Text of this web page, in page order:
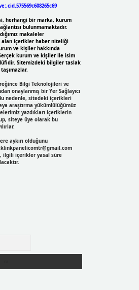
herhangi bir marka, kurum
bulunmamaktadır.
makaleler
alan içerikler haber niteliği
ve kişiler hakkında
kurum ve kişiler ile isim
Sitemizdeki bilgiler taslak
Bilgi Teknolojileri ve
onaylanmış bir Yer Sağlayıcı
nedenle, sitedeki içerikleri
araştırma yükümlülüğümüz
yazdıkları içeriklerin
siteye üye olarak bu
aykırı olduğunu
ilgili içerikler yasal süre